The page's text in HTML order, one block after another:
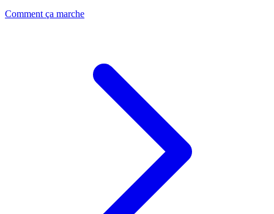
Comment ça marche